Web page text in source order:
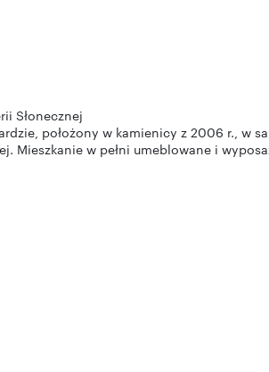
Słonecznej
położony w kamienicy z 2006 r., w
Mieszkanie w pełni umeblowane i